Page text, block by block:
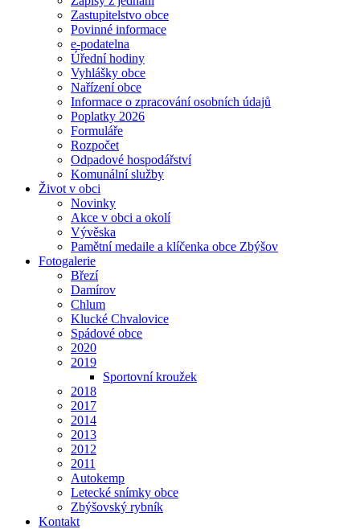
Zastupitelstvo obce
Povinné informace
e-podatelna
Úřední hodiny
Vyhlášky obce
Nařízení obce
Informace o zpracování osobních údajů
Poplatky 2026
Formuláře
Rozpočet
Odpadové hospodářství
Komunální služby
Život v obci
Novinky
Akce v obci a okolí
Vývěska
Pamětní medaile a klíčenka obce Zbýšov
Fotogalerie
Březí
Damírov
Chlum
Klucké Chvalovice
Spádové obce
2020
2019
Sportovní kroužek
2018
2017
2014
2013
2012
2011
Autokemp
Letecké snímky obce
Zbýšovský rybník
Kontakt